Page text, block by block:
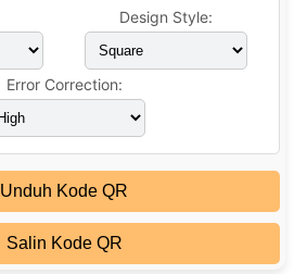
Design Style:
Error Correction:
Unduh Kode QR
Salin Kode QR